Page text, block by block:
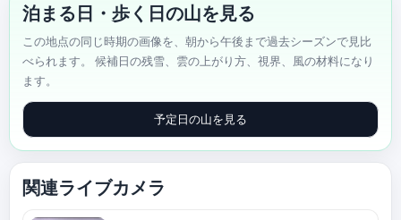
泊まる日・歩く日の山を見る
この地点の同じ時期の画像を、朝から午後まで過去シーズンで見比
べられます。 候補日の残雪、雲の上がり方、視界、風の材料になり
ます。
予定日の山を見る
関連ライブカメラ